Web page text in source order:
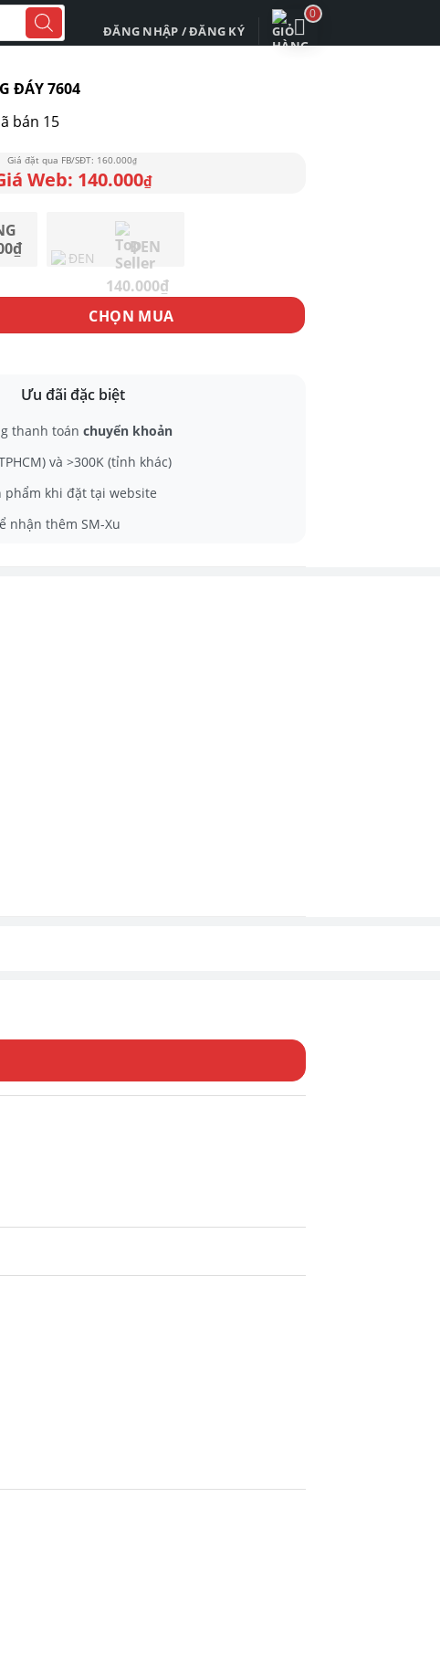
ĐĂNG NHẬP / ĐĂNG KÝ
ĐÁY 7604
bán 15
160.000₫
140.000₫
₫
ĐEN
140.000₫
7604 số lượngCHỌN MUA
Ưu đãi đặc biệt
thanh toán chuyển khoản
và >300K (tỉnh khác)
phẩm khi đặt tại website
nhận thêm SM-Xu
0